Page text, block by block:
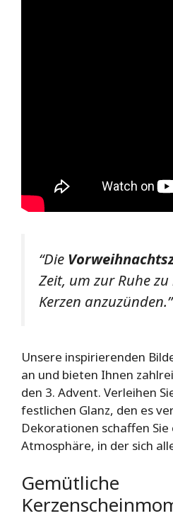
“Die
Zeit, um zur Ruhe
Kerzen
Unsere inspirierenden
an und bieten Ihnen
den 3. Advent. Verleihen
festlichen Glanz, den es
Dekorationen schaffen
Atmosphäre, in der sich
Gemütliche